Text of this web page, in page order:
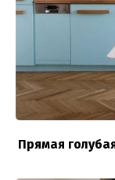
Прямая